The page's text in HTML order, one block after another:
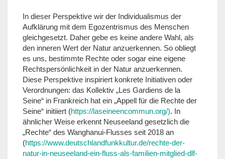
In dieser Perspektive wir der Individualismus der
Aufklärung mit dem Egozentrismus des Menschen
gleichgesetzt. Daher gebe es keine andere Wahl, als
den inneren Wert der Natur anzuerkennen. So obliegt
es uns, bestimmte Rechte oder sogar eine eigene
Rechtspersönlichkeit in der Natur anzuerkennen.
Diese Perspektive inspiriert konkrete Initiativen oder
Verordnungen: das Kollektiv „Les Gardiens de la
Seine“ in Frankreich hat ein „Appell für die Rechte der
Seine“ initiiert (https://laseineencommun.org/). In
ähnlicher Weise erkennt Neuseeland gesetzlich die
„Rechte“ des Wanghanui-Flusses seit 2018 an
(https://www.deutschlandfunkkultur.de/rechte-der-
natur-in-neuseeland-ein-fluss-als-familien-mitglied-dlf-